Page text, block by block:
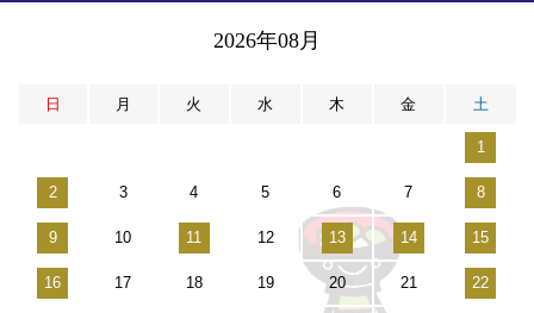
2026年08月
日 月 火 水 木 金 土
1
2 3 4 5 6 7 8
9 10 11 12 13 14 15
16 17 18 19 20 21 22